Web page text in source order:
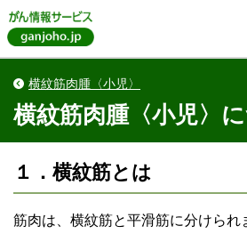
横紋筋肉腫〈小児〉
横紋筋肉腫〈小児〉
１．横紋筋とは
筋肉は、横紋筋と平滑筋に分けられ